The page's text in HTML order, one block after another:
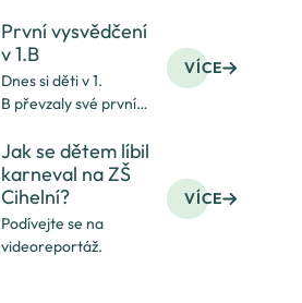
První vysvědčení
v 1.B
Dnes si děti v 1.
B převzaly své první
VÍCE
Jak se dětem líbil
karneval na ZŠ
Cihelní?
Podívejte se na
videoreportáž.
VÍCE